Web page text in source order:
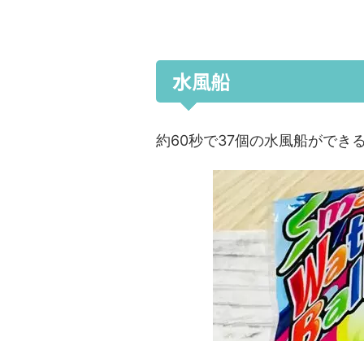
水風船
約60秒で37個の水風船ができ